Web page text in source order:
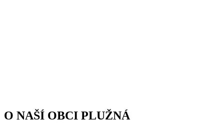
O NAŠÍ OBCI PLUŽNÁ